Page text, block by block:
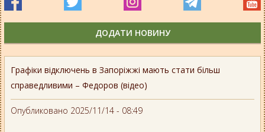
Графіки відключень в Запоріжжі мають стати більш
справедливими – Федоров (відео)
Опубликовано 2025/11/14 - 08:49
ДОДАТИ НОВИНУ